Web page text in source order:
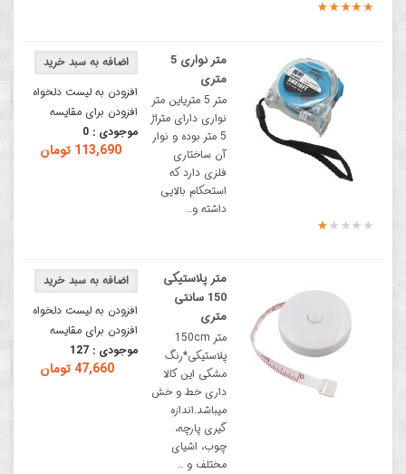
افزودن به لیست دلخواه
افزودن برای مقایسه
موجودی : 0
113,690 تومان
متر نواری 5
متری
متر 5 متریاین متر
نواری دارای متراژ
5 متر بوده و نوار
آن ساختاری
فلزی دارد که
استحکام بالایی
داشته و..
افزودن به لیست دلخواه
افزودن برای مقایسه
موجودی : 127
47,660 تومان
متر پلاستیکی
150 سانتی
متری
متر 150cm
پلاستیکی*رنگ
مشکی این کالا
داری خط و خش
میباشد.اندازه
گیری پارچه،
چوب، اشیای
مختلف و ..